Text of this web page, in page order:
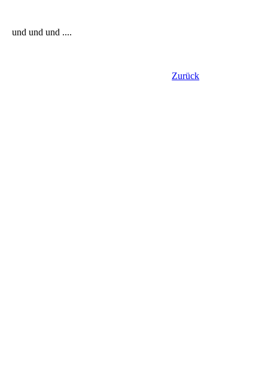
und und und ....
Zurück